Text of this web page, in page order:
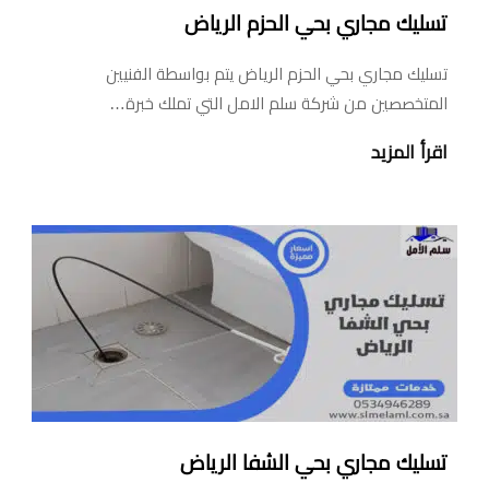
تسليك مجاري بحي الحزم الرياض
تسليك مجاري بحي الحزم الرياض يتم بواسطة الفنيين
المتخصصين من شركة سلم الامل التي تملك خبرة…
اقرأ المزيد
تسليك مجاري بحي الشفا الرياض